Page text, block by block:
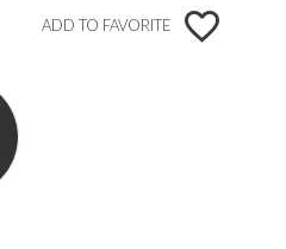
ADD TO FAVORITE